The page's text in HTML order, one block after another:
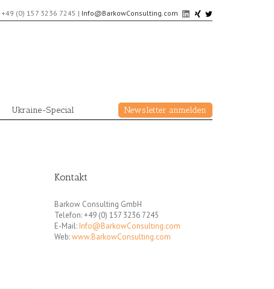
+49 (0) 157 3236 7245 | Info@BarkowConsulting.com
Ukraine-Special Newsletter anmelden
Kontakt
Barkow Consulting GmbH
Telefon: +49 (0) 157 3236 7245
E-Mail: Info@BarkowConsulting.com
Web:www.BarkowConsulting.com